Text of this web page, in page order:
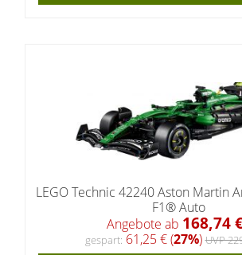
LEGO Technic 42240 Aston Martin
F1® Auto
Angebote ab 168,74
gespart: 61,25 € (27%)UVP